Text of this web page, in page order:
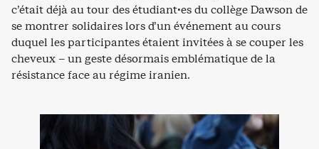
c’était déjà au tour des étudiant·es du collège Dawson de
se montrer solidaires lors d’un événement au cours
duquel les participantes étaient invitées à se couper les
cheveux – un geste désormais emblématique de la
résistance face au régime iranien.